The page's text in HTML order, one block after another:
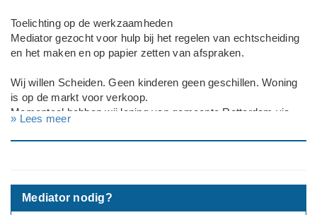
Toelichting op de werkzaamheden
Mediator gezocht voor hulp bij het regelen van echtscheiding
en het maken en op papier zetten van afspraken.
Wij willen Scheiden. Geen kinderen geen geschillen. Woning
is op de markt voor verkoop.
Momenteel hebben wij lening van gemeente Rotterdam via
---
Deadline: Graag zo spoedig mogelijk
» Lees meer
Mediator nodig?